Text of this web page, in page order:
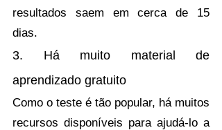
resultados saem em cerca de 15
dias.
3. Há muito material de
aprendizado gratuito
Como o teste é tão popular, há muitos
recursos disponíveis para ajudá-lo a